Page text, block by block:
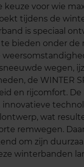
keuze voor wie
tijdens de
is speciaal
bieden onder de
wegen,
de WINTER
en rijcomfort. De
wat
remwegen.
om zijn
winterbanden